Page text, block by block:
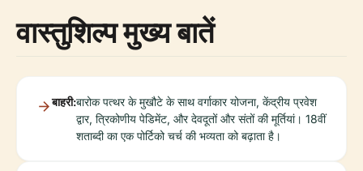
वास्तुशिल्प मुख्य बातें
बाहरी:बारोक पत्थर के मुखौटे के साथ वर्गाकार योजना, केंद्रीय प्रवेश
द्वार, त्रिकोणीय पेडिमेंट, और देवदूतों और संतों की मूर्तियां। 18वीं
शताब्दी का एक पोर्टिको चर्च की भव्यता को बढ़ाता है।